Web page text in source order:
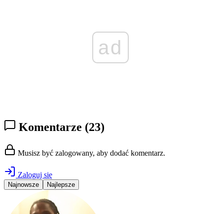
ad
Komentarze (23)
Musisz być zalogowany, aby dodać komentarz.
Zaloguj się
Najnowsze Najlepsze